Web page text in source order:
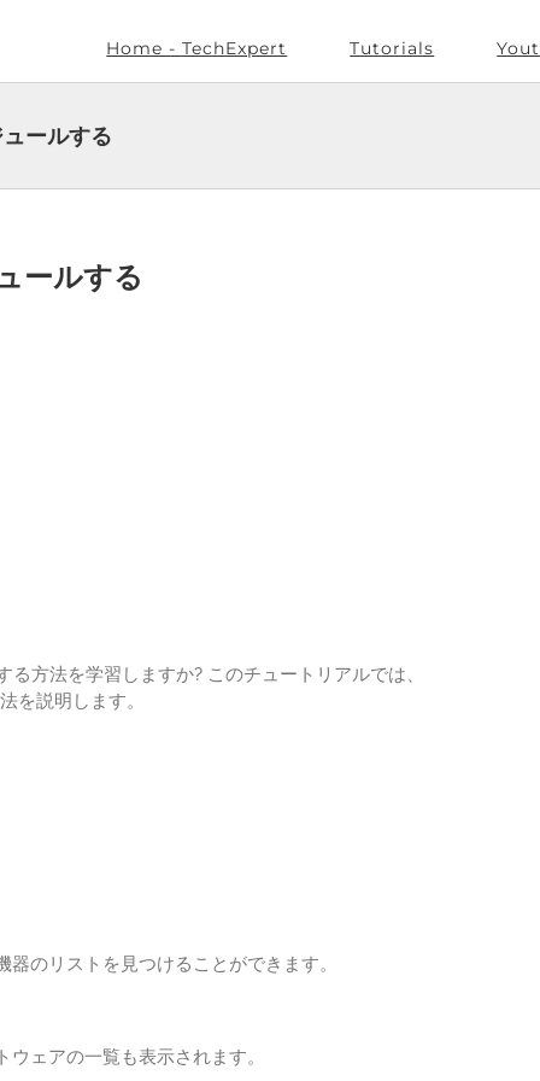
Home - TechExpert Tutorials
ールする
ールする
方法を学習しますか? このチュートリアルでは、
を説明します。
のリストを見つけることができます。
ェアの一覧も表示されます。